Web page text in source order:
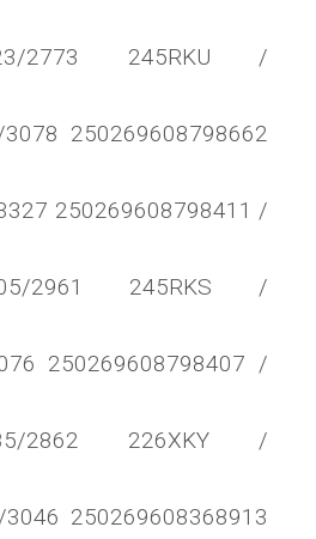
2773 245RKU /
250269608798662
250269608798411 /
2961 245RKS /
250269608798407 /
2862 226XKY /
3046 250269608368913